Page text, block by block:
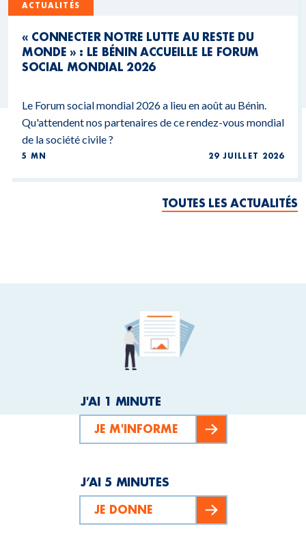
ACTUALITÉS
« CONNECTER NOTRE LUTTE AU RESTE DU
MONDE » : LE BÉNIN ACCUEILLE LE FORUM
SOCIAL MONDIAL 2026
Le Forum social mondial 2026 a lieu en août au Bénin.
Qu'attendent nos partenaires de ce rendez-vous mondial
de la société civile ?
5 MN 29 JUILLET 2026
TOUTES LES ACTUALITÉS
J'AI 1 MINUTE
JE M'INFORME
J’AI 5 MINUTES
JE DONNE